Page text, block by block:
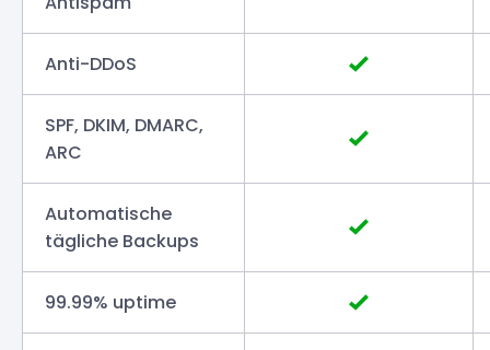
Anti-DDoS
SPF, DKIM, DMARC,
ARC
Automatische
tägliche Backups
99.99% uptime